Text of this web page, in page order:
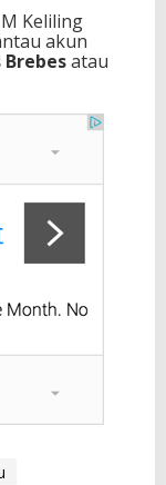
Keliling
akun
atau